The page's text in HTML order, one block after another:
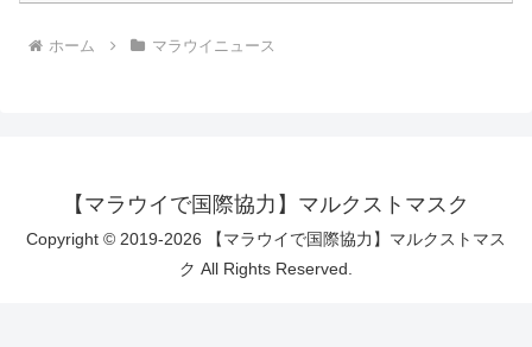
ホーム マラウイニュース
【マラウイで国際協力】マルクストマスク
Copyright © 2019-2026 【マラウイで国際協力】マルクストマス
ク All Rights Reserved.